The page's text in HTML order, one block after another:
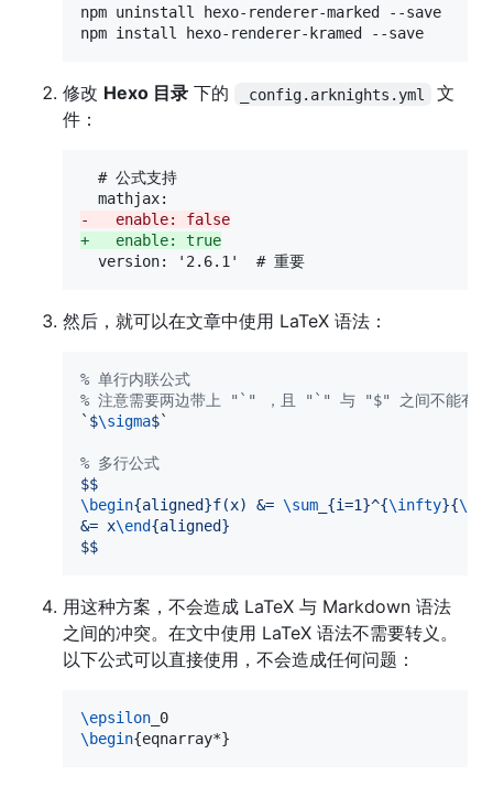
npm uninstall hexo-renderer-marked --save
npm install hexo-renderer-kramed --save
修改 Hexo 目录 下的 _config.arknights.yml
文
件：
  # 公式支持
-
   enable: false
+
   enable: true
  version: '2.6.1'  # 重要
然后，就可以在文章中使用 LaTeX 语法：
% 单行内联公式
% 注意需要两边带上 "`" ，且 "`" 与 "$" 之间不能有空
` $\sigma$`
% 多行公式
$$
\begin{aligned}f(x) &= \sum _{i=1}^{\infty}{
&= x\end{aligned}
$$
用这种方案，不会造成 LaTeX 与 Markdown 语法
之间的冲突。在文中使用 LaTeX 语法不需要转义。
以下公式可以直接使用，不会造成任何问题：
\epsilon
\begin{eqnarray*}